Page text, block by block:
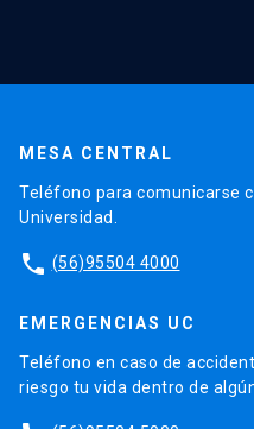
MESA CENTRAL
Teléfono para comunicarse
Universidad.
phone (56)95504 4000
EMERGENCIAS UC
Teléfono en caso de
riesgo tu vida dentro de